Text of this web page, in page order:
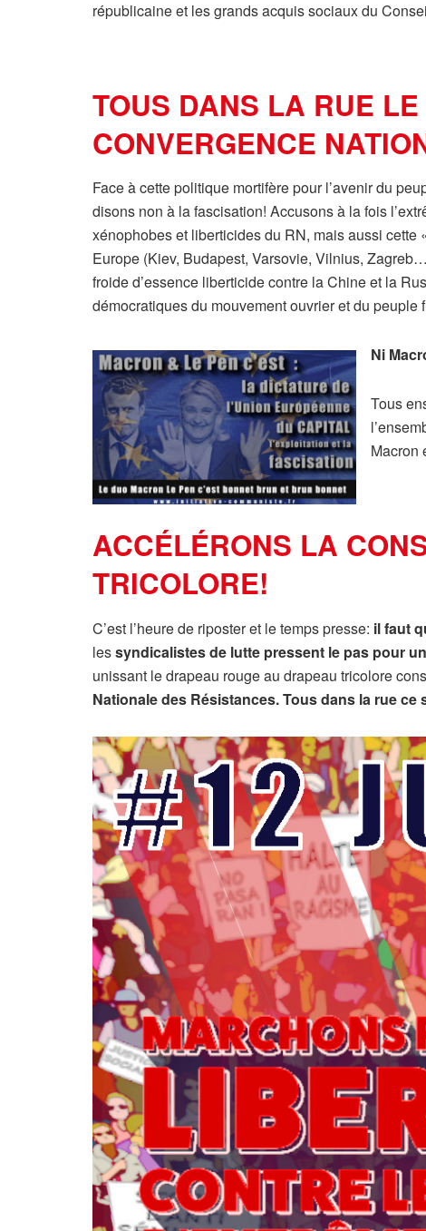
républicaine et les grands acquis sociaux du
TOUS DANS LA RUE
CONVERGENCE
Face à cette politique mortifère pour l’avenir du
disons non à la fascisation! Accusons à la fois
xénophobes et liberticides du RN, mais aussi cette
Europe (Kiev, Budapest, Varsovie, Vilnius,
froide d’essence liberticide contre la Chine et la
démocratiques du mouvement ouvrier et du peuple
Ni
Tous
Macron
ACCÉLÉRONS LA
TRICOLORE!
C’est l’heure de riposter et le temps presse: il faut
lessyndicalistes de lutte pressent le pas pour
unissant le drapeau rouge au drapeau tricolore
Nationale des Résistances. Tous dans la rue